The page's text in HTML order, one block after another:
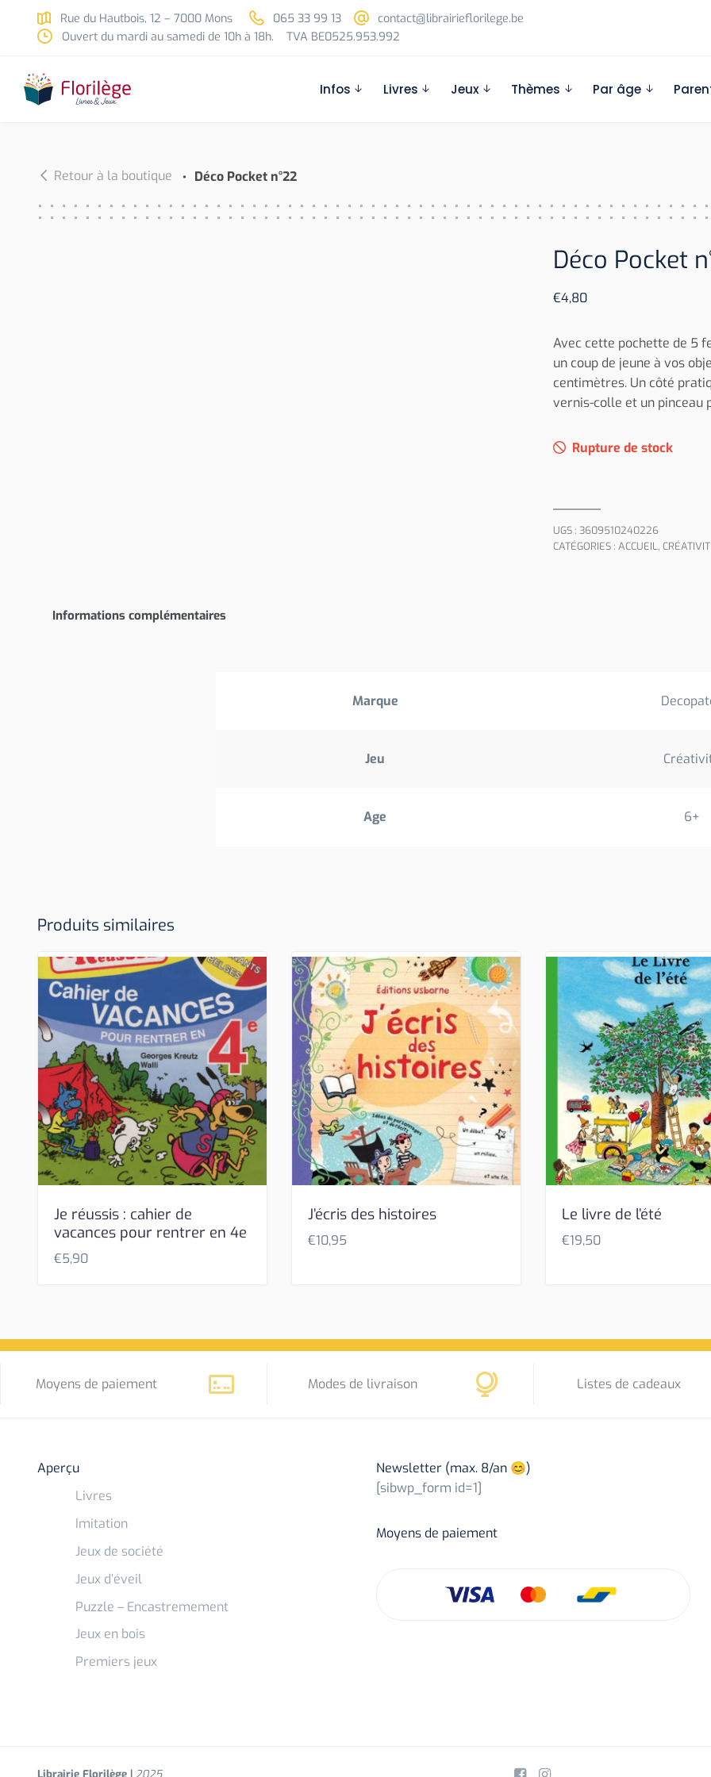
Skip to main content
Rue du Hautbois, 12 – 7000 Mons 065 33 99 13
contact@librairieflorilege.be
Ouvert du mardi au samedi de 10h à 18h.
TVA BE0525.953.992
Infos Livres Jeux Thèmes Par âge
Retour à la boutique Déco Pocket n°22
Déco Pocket
€4,80
Avec cette pochette de 5
un coup de jeune à vos
centimètres. Un côté
vernis-colle et un pinceau
Rupture de stock
UGS : 3609510240226
CATÉGORIES : ACCUEIL,
Informations complémentaires
Marque
Jeu
Age 6+
Produits similaires
Je réussis : cahier de
vacances pour rentrer en 4e
€5,90
J’écris des histoires
€10,95
Le livre de l’été
€19,50
Moyens de paiement Modes de livraison Listes de cadeaux
Aperçu
Livres
Imitation
Jeux de société
Jeux d’éveil
Puzzle – Encastremement
Jeux en bois
Premiers jeux
Newsletter (max. 8/an 😊)
[sibwp_form id=1]
Moyens de paiement
Librairie Florilège | 2025